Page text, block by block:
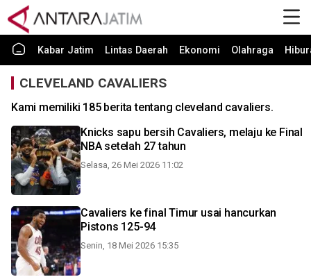
Kabar Jatim Lintas Daerah Ekonomi Olahraga
CLEVELAND CAVALIERS
Kami memiliki 185 berita tentang cleveland cavaliers.
Knicks sapu bersih Cavaliers, melaju ke Final
NBA setelah 27 tahun
Selasa, 26 Mei 2026 11:02
Cavaliers ke final Timur usai hancurkan
Pistons 125-94
Senin, 18 Mei 2026 15:35